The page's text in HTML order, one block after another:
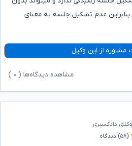
عدم تشکیل جلسه به معنای
مشاوره از این وکیل
مشاهده دیدگاه‌ها ( ۰
دادگستری
(۵۸) دیدگاه